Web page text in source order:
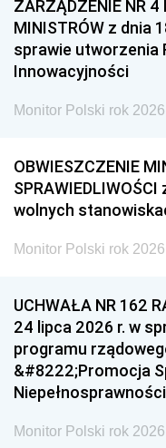
ZARZĄDZENIE NR 4
MINISTRÓW z dnia
sprawie utworzenia
Innowacyjności
Monitor Polski rok
OBWIESZCZENIE
wolnych
Monitor Polski rok
UCHWAŁA NR 162
24 lipca 2026 r. w
programu
&#8222;Promocja
Monitor Polski rok